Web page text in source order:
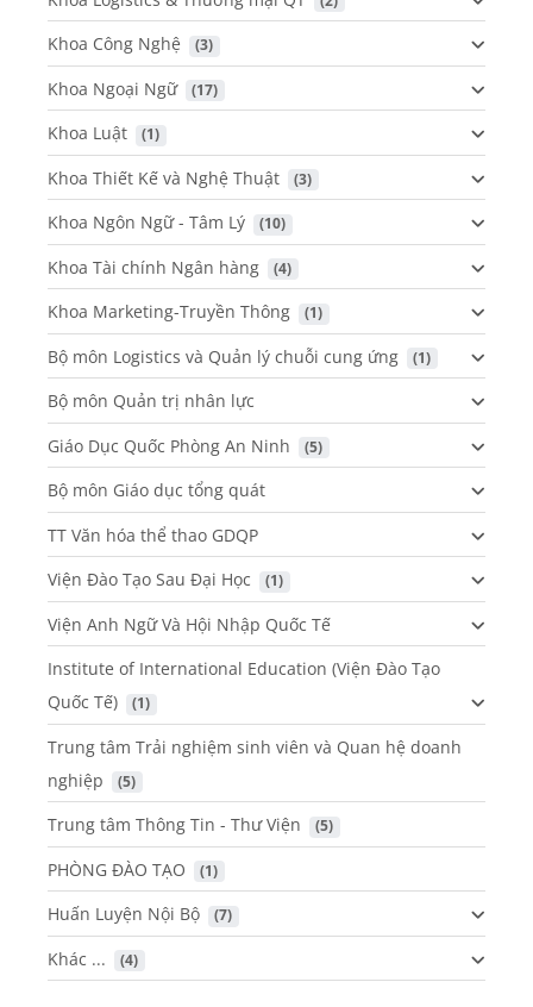
Khoa Công Nghệ (3)
Khoa Ngoại Ngữ (17)
Khoa Luật (1)
Khoa Thiết Kế và Nghệ Thuật (3)
Khoa Ngôn Ngữ - Tâm Lý (10)
Khoa Tài chính Ngân hàng (4)
Khoa Marketing-Truyền Thông (1)
Bộ môn Logistics và Quản lý chuỗi cung ứng (1)
Bộ môn Quản trị nhân lực
Giáo Dục Quốc Phòng An Ninh
(5)
Bộ môn Giáo dục tổng quát
TT Văn hóa thể thao GDQP
Viện Đào Tạo Sau Đại Học
(1)
Viện Anh Ngữ Và Hội Nhập Quốc Tế
Institute of International Education (Viện Đào Tạo
Quốc Tế)
(1)
Trung tâm Trải nghiệm sinh viên và Quan hệ doanh
nghiệp
(5)
Trung tâm Thông Tin - Thư Viện (5)
PHÒNG ĐÀO TẠO (1)
Huấn Luyện Nội Bộ (7)
Khác ... (4)